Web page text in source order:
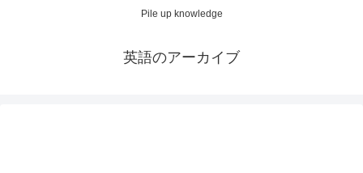
Pile up knowledge
英語のアーカイブ